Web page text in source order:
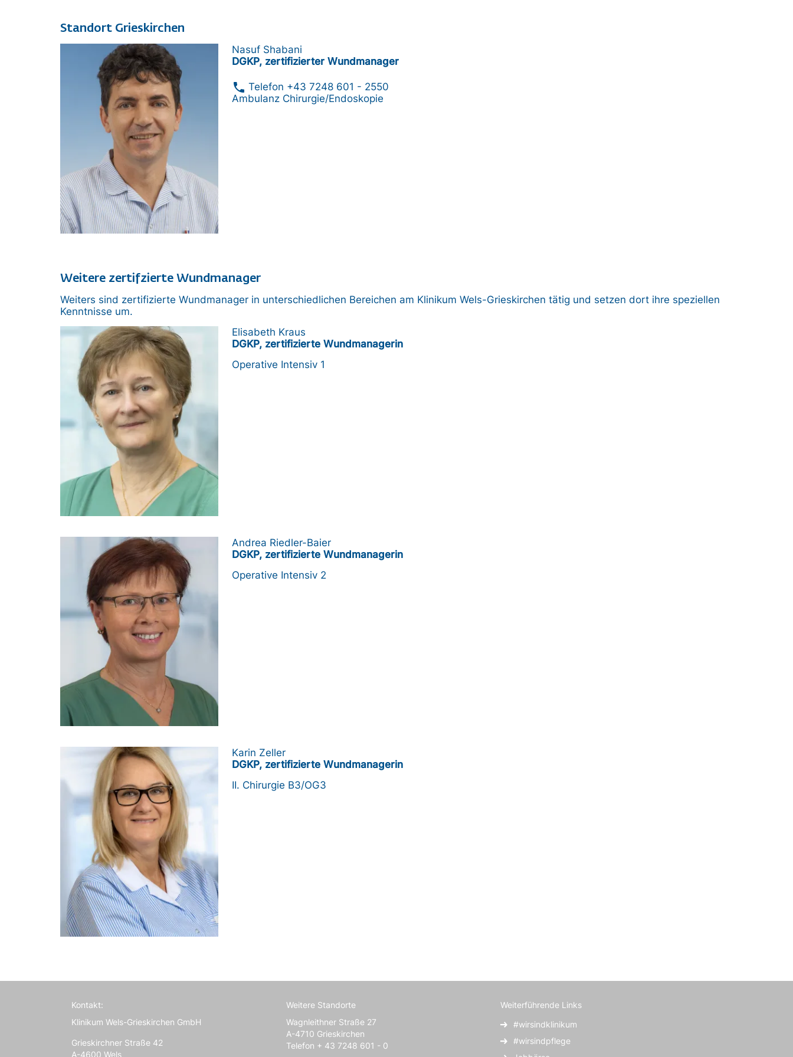
Standort Grieskirchen
Nasuf Shabani
DGKP, zertifizierter Wundmanager
phone Telefon +43 7248 601 - 2550
Ambulanz Chirurgie/Endoskopie
Weitere zertifzierte Wundmanager
Weiters sind zertifizierte Wundmanager in unterschiedlichen Bereichen am Klinikum Wels-Grieskirchen tätig und setzen dort ihre speziellen
Kenntnisse um.
Elisabeth Kraus
DGKP, zertifizierte Wundmanagerin
Operative Intensiv 1
Andrea Riedler-Baier
DGKP, zertifizierte Wundmanagerin
Operative Intensiv 2
Karin Zeller
DGKP, zertifizierte Wundmanagerin
II. Chirurgie B3/OG3
Kontakt:
Klinikum Wels-Grieskirchen GmbH
Grieskirchner Straße 42
A-4600 Wels
Weitere Standorte
Wagnleithner Straße 27
A-4710 Grieskirchen
Telefon + 43 7248 601 - 0
Weiterführende Links
#wirsindklinikum
#wirsindpflege